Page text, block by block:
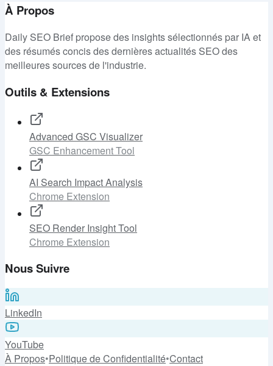
À Propos
Daily SEO Brief propose des insights sélectionnés par IA et
des résumés concis des dernières actualités SEO des
meilleures sources de l'industrie.
Outils & Extensions
Advanced GSC Visualizer
GSC Enhancement Tool
AI Search Impact Analysis
Chrome Extension
SEO Render Insight Tool
Chrome Extension
Nous Suivre
LinkedIn
YouTube
À Propos•Politique de Confidentialité•Contact